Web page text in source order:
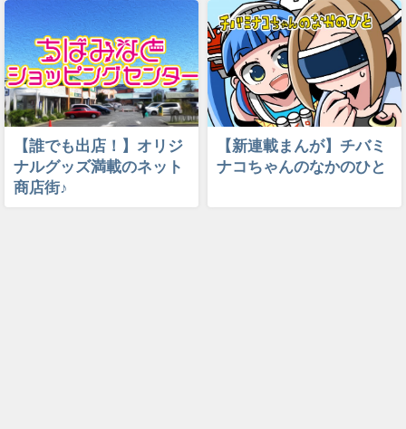
【誰でも出店！】オリジ
ナルグッズ満載のネット
商店街♪
【新連載まんが】チバミ
ナコちゃんのなかのひと